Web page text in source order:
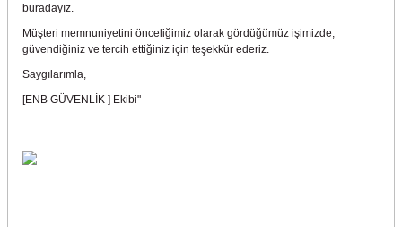
buradayız.
Müşteri memnuniyetini önceliğimiz olarak gördüğümüz işimizde,
güvendiğiniz ve tercih ettiğiniz için teşekkür ederiz.
Saygılarımla,
[ENB GÜVENLİK ] Ekibi"